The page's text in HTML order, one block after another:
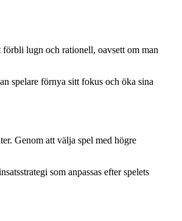
lugn och rationell, oavsett om man
spelare förnya sitt fokus och öka sina
Genom att välja spel med högre
som anpassas efter spelets